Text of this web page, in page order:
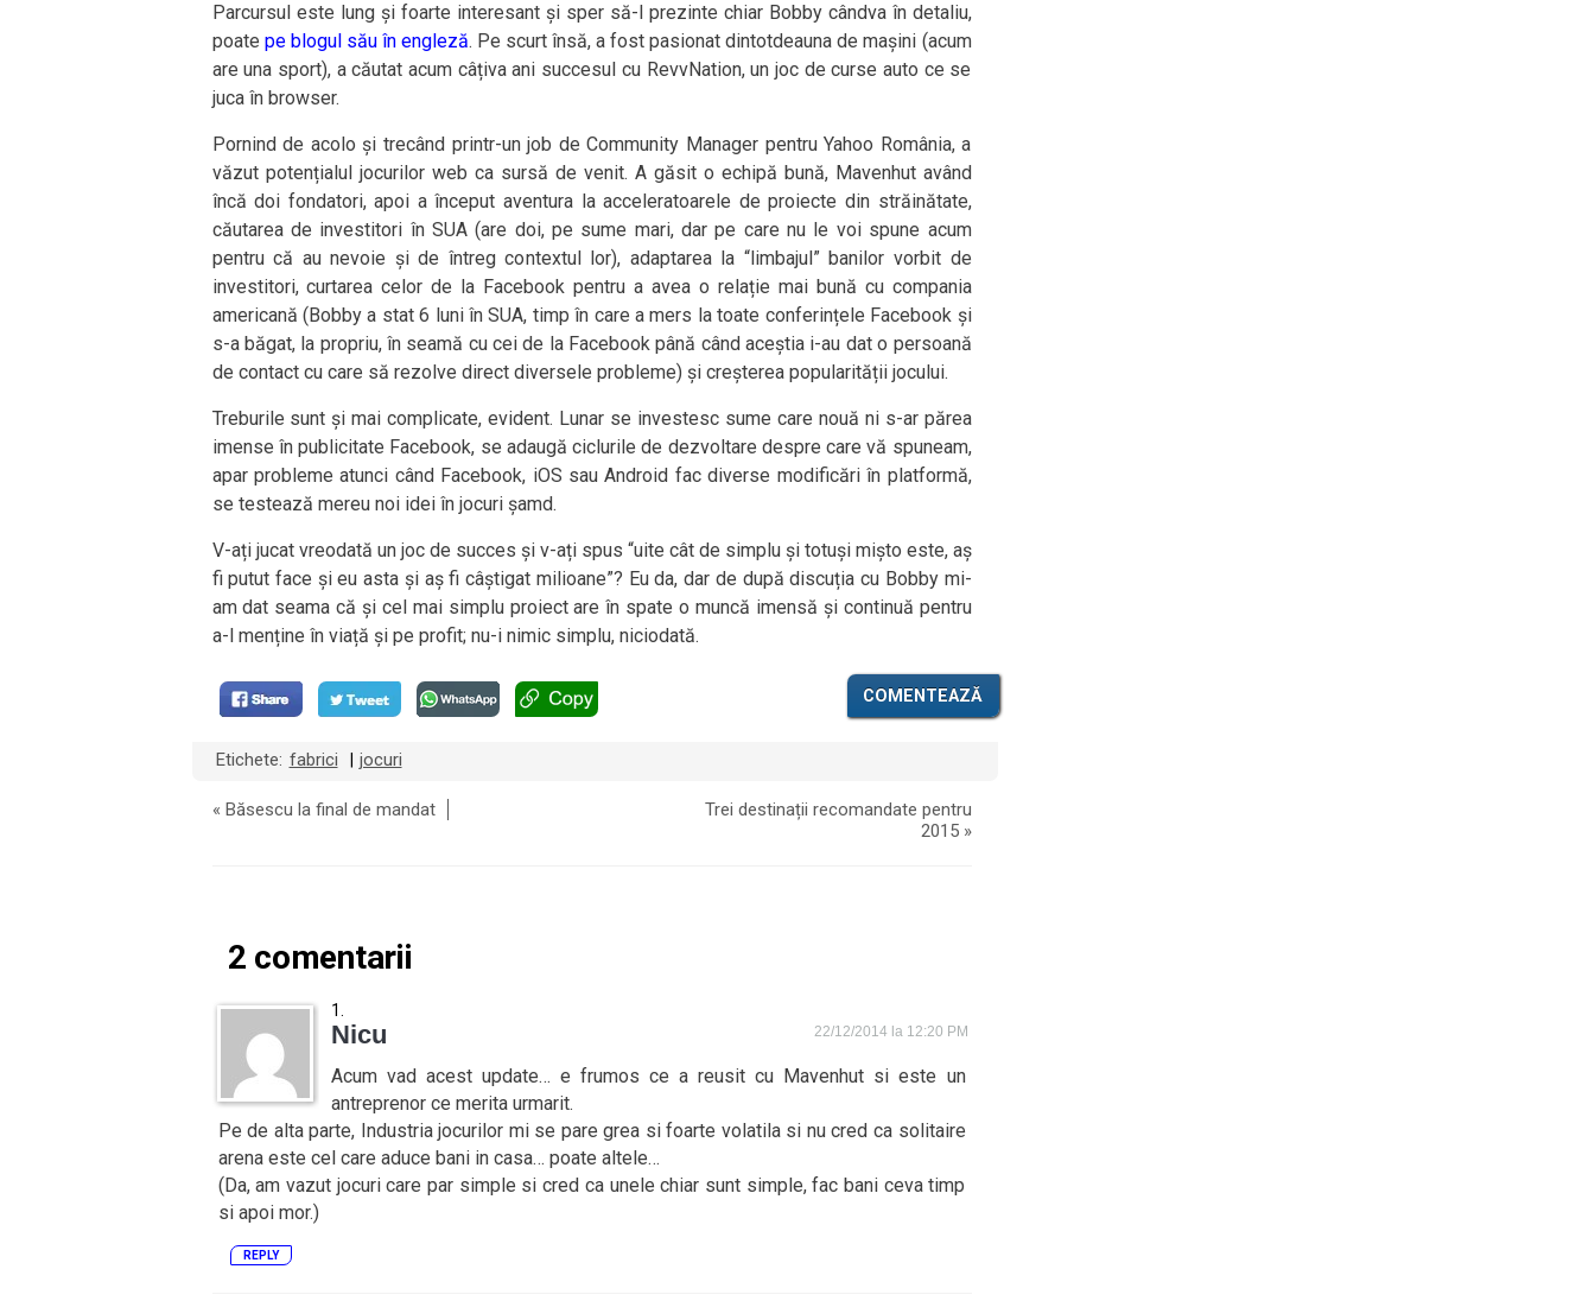
Parcursul este lung și foarte interesant și sper să-l prezinte chiar Bobby cândva în detaliu,
poate pe blogul său în engleză. Pe scurt însă, a fost pasionat dintotdeauna de mașini (acum
are una sport), a căutat acum câțiva ani succesul cu RevvNation, un joc de curse auto ce se
juca în browser.
Pornind de acolo și trecând printr-un job de Community Manager pentru Yahoo România, a
văzut potențialul jocurilor web ca sursă de venit. A găsit o echipă bună, Mavenhut având
încă doi fondatori, apoi a început aventura la acceleratoarele de proiecte din străinătate,
căutarea de investitori în SUA (are doi, pe sume mari, dar pe care nu le voi spune acum
pentru că au nevoie și de întreg contextul lor), adaptarea la “limbajul” banilor vorbit de
investitori, curtarea celor de la Facebook pentru a avea o relație mai bună cu compania
americană (Bobby a stat 6 luni în SUA, timp în care a mers la toate conferințele Facebook și
s-a băgat, la propriu, în seamă cu cei de la Facebook până când aceștia i-au dat o persoană
de contact cu care să rezolve direct diversele probleme) și creșterea popularității jocului.
Treburile sunt și mai complicate, evident. Lunar se investesc sume care nouă ni s-ar părea
imense în publicitate Facebook, se adaugă ciclurile de dezvoltare despre care vă spuneam,
apar probleme atunci când Facebook, iOS sau Android fac diverse modificări în platformă,
se testează mereu noi idei în jocuri șamd.
V-ați jucat vreodată un joc de succes și v-ați spus “uite cât de simplu și totuși mișto este, aș
fi putut face și eu asta și aș fi câștigat milioane”? Eu da, dar de după discuția cu Bobby mi-
am dat seama că și cel mai simplu proiect are în spate o muncă imensă și continuă pentru
a-l menține în viață și pe profit; nu-i nimic simplu, niciodată.
COMENTEAZĂ
Etichete: fabrici jocuri
« Băsescu la final de mandat
Trei destinații recomandate pentru
2015»
2 comentarii
Nicu 22/12/2014 la 12:20 PM
Acum vad acest update… e frumos ce a reusit cu Mavenhut si este un
antreprenor ce merita urmarit.
Pe de alta parte, Industria jocurilor mi se pare grea si foarte volatila si nu cred ca solitaire
arena este cel care aduce bani in casa… poate altele…
(Da, am vazut jocuri care par simple si cred ca unele chiar sunt simple, fac bani ceva timp
si apoi mor.)
REPLY